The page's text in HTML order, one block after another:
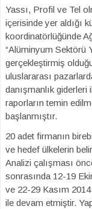
Yassı, Profil ve Tel
içerisinde yer aldığı
koordinatörlüğünde
“Alüminyum Sektörü
gerçekleştirmiş
uluslararası
danışmanlık
raporların temin
başlanmıştır.
20 adet firmanın
ve hedef ülkelerin
Analizi çalışması
sonrasında 12-19
ve 22-29 Kasım
ile devam etmiştir.